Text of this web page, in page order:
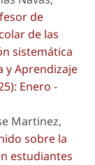
de
de las
sistemática
y Aprendizaje
Enero -
Martinez,
sobre la
estudiantes